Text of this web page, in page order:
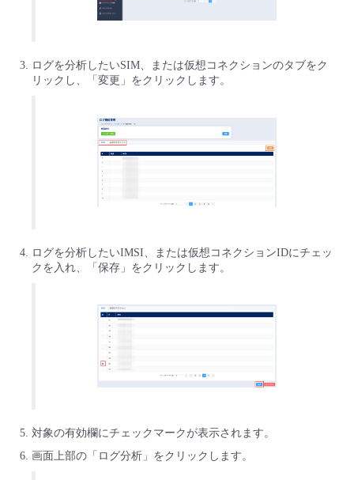
すべてのメニューを見る
- 登録情報の管理
- APIリファレンス
■ 基本構築ガイド
- クラウド / サーバー
- Flexible InterConnect
- Flexible Remote Access
- リモートワーク
ログを分析したいSIM、または仮想コネクションのタブをク
リックし、「変更」をクリックします。
ログを分析したいIMSI、または仮想コネクションIDにチェッ
クを入れ、「保存」をクリックします。
対象の有効欄にチェックマークが表示されます。
画面上部の「ログ分析」をクリックします。